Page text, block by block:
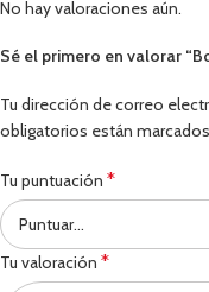
No hay valoraciones aún.
Sé el primero en valorar
Tu dirección de correo
obligatorios están
Tu puntuación *
Tu valoración *